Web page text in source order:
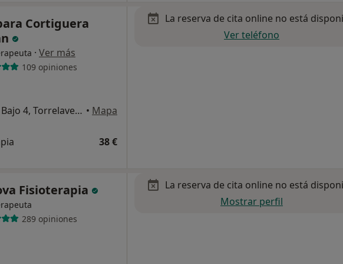
Cortiguera
· Ver más
109 opiniones
Barrio San Lorenzo 8A Bajo 4, Torrelavega • Mapa
38 €
La reserva de cita online no está
Ver teléfono
Fisioterapia
289 opiniones
La reserva de cita online no está
Mostrar perfil